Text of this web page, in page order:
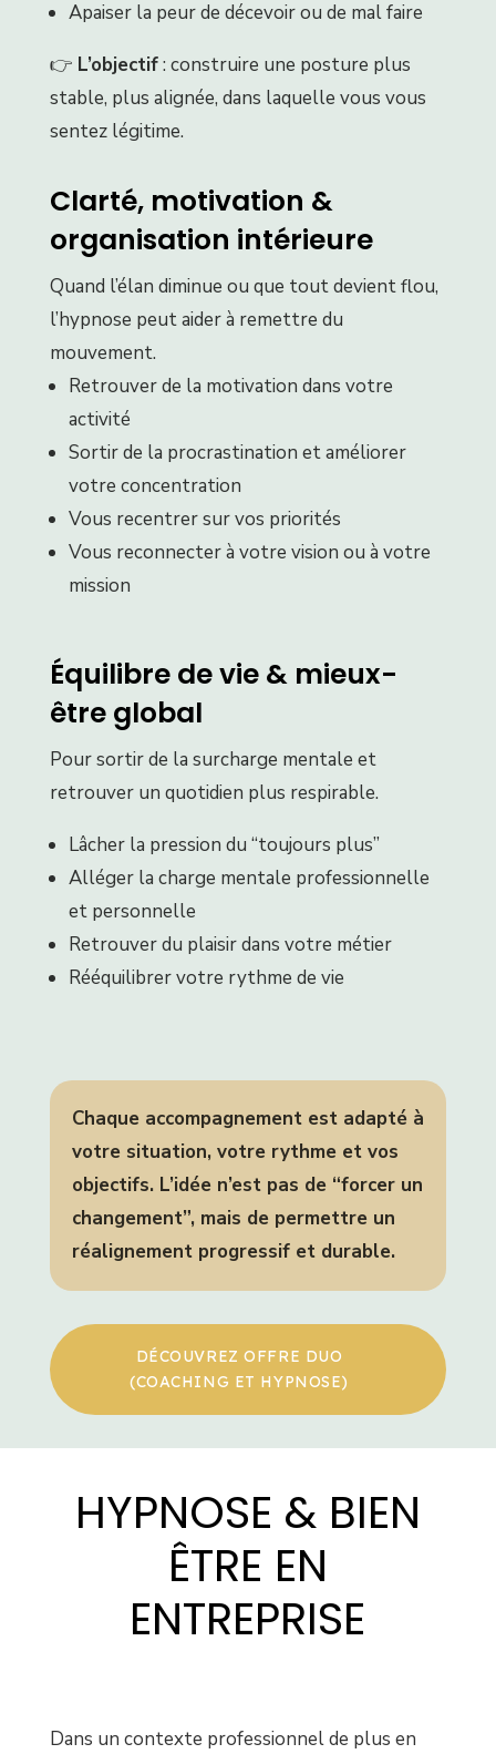
Apaiser la peur de décevoir ou de mal faire
👉 L’objectif: construire une posture plus
stable, plus alignée, dans laquelle vous vous
sentez légitime.
Clarté, motivation &
organisation intérieure
Quand l’élan diminue ou que tout devient flou,
l’hypnose peut aider à remettre du
mouvement.
Retrouver de la motivation dans votre
activité
Sortir de la procrastination et améliorer
votre concentration
Vous recentrer sur vos priorités
Vous reconnecter à votre vision ou à votre
mission
Équilibre de vie & mieux-
être global
Pour sortir de la surcharge mentale et
retrouver un quotidien plus respirable.
Lâcher la pression du “toujours plus”
Alléger la charge mentale professionnelle
et personnelle
Retrouver du plaisir dans votre métier
Rééquilibrer votre rythme de vie
Chaque accompagnement est adapté à
votre situation, votre rythme et vos
objectifs. L’idée n’est pas de “forcer un
changement”, mais de permettre un
réalignement progressif et durable.
DÉCOUVREZ OFFRE DUO
(COACHING ET HYPNOSE)
HYPNOSE & BIEN
ÊTRE EN
ENTREPRISE
Dans un contexte professionnel de plus en